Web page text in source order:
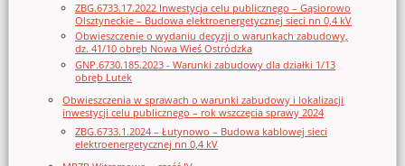
ZBG.6733.17.2022 Inwestycja celu publicznego – Gąsiorowo
Olsztyneckie – Budowa elektroenergetycznej sieci nn 0,4 kV
Obwieszczenie o wydaniu decyzji o warunkach zabudowy,
dz. 41/10 obręb Nowa Wieś Ostródzka
GNP.6730.185.2023 - Warunki zabudowy dla działki 1/13
obręb Lutek
Obwieszczenia w sprawach o warunki zabudowy i lokalizacji
inwestycji celu publicznego – rok wszczęcia sprawy 2024
ZBG.6733.1.2024 – Łutynowo – Budowa kablowej sieci
elektroenergetycznej nn 0,4 kV